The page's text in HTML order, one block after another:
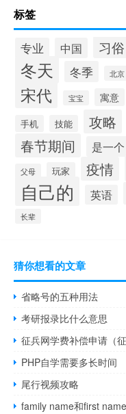
标签
专业 中国 习俗
冬天 冬季 北京
宋代 宝宝 寓意
手机 技能 攻略
春节期间 是一个
父母 玩家 疫情
自己的 英语
长辈
猜你想看的文章
省略号的五种用法
考研报录比什么意思
征兵网学费补偿申请（
PHP自学需要多长时间
尾行视频攻略
family name和first